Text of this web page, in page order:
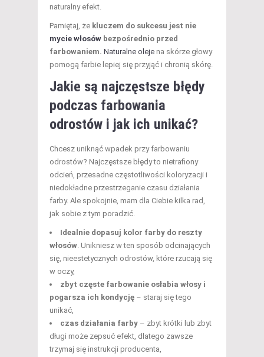
naturalny efekt.
Pamiętaj, że kluczem do sukcesu jest nie
mycie włosów bezpośrednio przed
farbowaniem. Naturalne oleje na skórze głowy
pomogą farbie lepiej się przyjąć i chronią skórę.
Jakie są najczęstsze błędy
podczas farbowania
odrostów i jak ich unikać?
Chcesz uniknąć wpadek przy farbowaniu
odrostów? Najczęstsze błędy to nietrafiony
odcień, przesadne częstotliwości koloryzacji i
niedokładne przestrzeganie czasu działania
farby. Ale spokojnie, mam dla Ciebie kilka rad,
jak sobie z tym poradzić.
Idealnie dopasuj kolor farby do reszty
włosów. Unikniesz w ten sposób odcinających
się, nieestetycznych odrostów, które rzucają się
w oczy,
zbyt częste farbowanie osłabia włosy i
pogarsza ich kondycję – staraj się tego
unikać,
czas działania farby – zbyt krótki lub zbyt
długi może zepsuć efekt, dlatego zawsze
trzymaj się instrukcji producenta,